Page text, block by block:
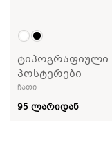
ტიპოგრაფიული
პოსტერები
ჩათი
95 ლარიდან